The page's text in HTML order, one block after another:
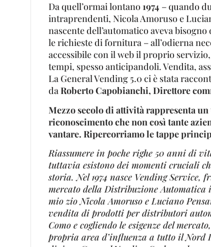
Da quell’ormai lontano 1974 – quando
intraprendenti, Nicola Amoruso e
nascente dell’automatico aveva
le richieste di fornitura – all’odierna
accessibile con il web il proprio
tempi, spesso anticipandoli. Vendita,
La General Vending 5.0 ci è stata
daRoberto Capobianchi, Direttore
Mezzo secolo di attività rappresenta
riconoscimento che non così tante
vantare. Ripercorriamo le tappe
Riassumere in poche righe 50 anni di
tuttavia esistono dei momenti cruciali
storia. Nel 1974 nasce Vending
mercato della Distribuzione
mio zio Nicola Amoruso e Luciano
vendita di prodotti per distributori
Como e cogliendo le esigenze del
propria area d’influenza a tutto il Nord